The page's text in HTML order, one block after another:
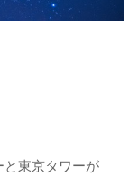
東京タワーが